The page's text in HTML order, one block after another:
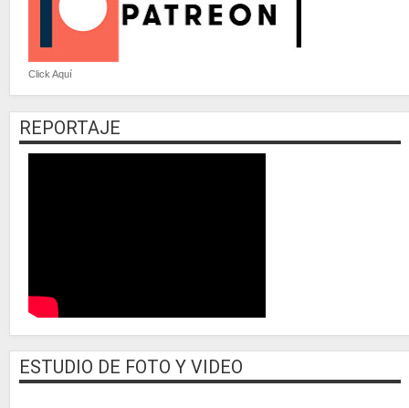
Click Aquí
REPORTAJE
ESTUDIO DE FOTO Y VIDEO